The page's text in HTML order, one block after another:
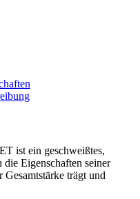
ist ein geschweißtes,
Eigenschaften seiner
trägt und